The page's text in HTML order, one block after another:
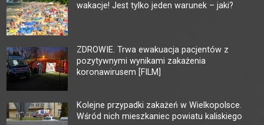
wakacje! Jest tylko jeden warunek – jaki?
ZDROWIE. Trwa ewakuacja pacjentów z
pozytywnymi wynikami zakażenia
koronawirusem [FILM]
Kolejne przypadki zakażeń w Wielkopolsce.
Wśród nich mieszkaniec powiatu kaliskiego